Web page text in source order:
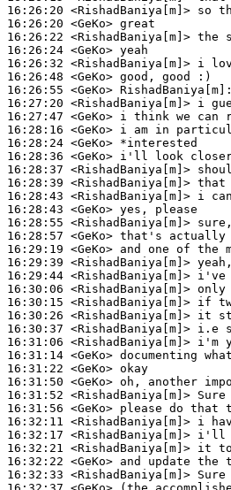
16:26:20 <RishadBaniya[m]>
16:26:20 <GeKo>
16:26:22 <RishadBaniya[m]>
16:26:24 <GeKo>
16:26:32 <RishadBaniya[m]>
16:26:48 <GeKo>
16:26:55 <GeKo> RishadBaniya[m]:
16:27:20 <RishadBaniya[m]>
16:27:47 <GeKo>
16:28:16 <GeKo>
16:28:24 <GeKo>
16:28:36 <GeKo>
16:28:37 <RishadBaniya[m]>
16:28:39 <RishadBaniya[m]>
16:28:43 <RishadBaniya[m]>
16:28:43 <GeKo>
16:28:55 <RishadBaniya[m]>
16:28:57 <GeKo>
16:29:19 <GeKo>
16:29:39 <RishadBaniya[m]>
16:29:44 <RishadBaniya[m]>
16:30:06 <RishadBaniya[m]>
16:30:15 <RishadBaniya[m]>
16:30:26 <RishadBaniya[m]>
16:30:37 <RishadBaniya[m]>
16:31:06 <RishadBaniya[m]>
16:31:14 <GeKo>
16:31:22 <GeKo>
16:31:50 <GeKo>
16:31:52 <RishadBaniya[m]>
16:31:56 <GeKo>
16:32:11 <RishadBaniya[m]>
16:32:17 <RishadBaniya[m]>
16:32:21 <RishadBaniya[m]>
16:32:22 <GeKo>
16:32:33 <RishadBaniya[m]>